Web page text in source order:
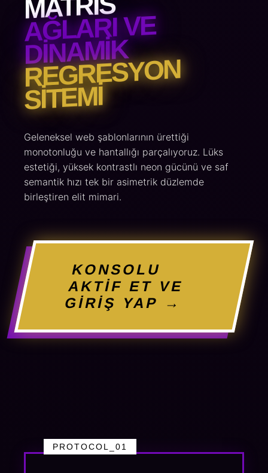
AĞLARI VE
DINAMIK
REGRESYON
SITEMI
Geleneksel web şablonlarının ürettiği
monotonluğu ve hantallığı parçalıyoruz. Lüks
estetiği, yüksek kontrastlı neon gücünü ve saf
semantik hızı tek bir asimetrik düzlemde
birleştiren elit mimari.
KONSOLU
AKTİF ET VE
GİRİŞ YAP →
PROTOCOL_01